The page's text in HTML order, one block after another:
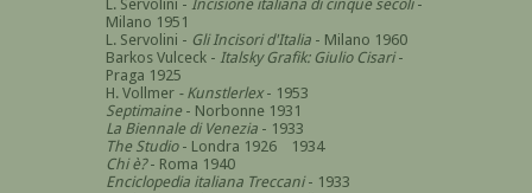
L. Servolini - Incisione italiana di cinque secoli-
Milano 1951
L. Servolini - Gli Incisori d'Italia - Milano 1960
Barkos Vulceck - Italsky Grafik: Giulio Cisari-
Praga 1925
H. Vollmer - Kunstlerlex- 1953
Septimaine - Norbonne 1931
La Biennale di Venezia - 1933
The Studio- Londra 1926 1934
Chi è?- Roma 1940
Enciclopedia italiana Treccani- 1933